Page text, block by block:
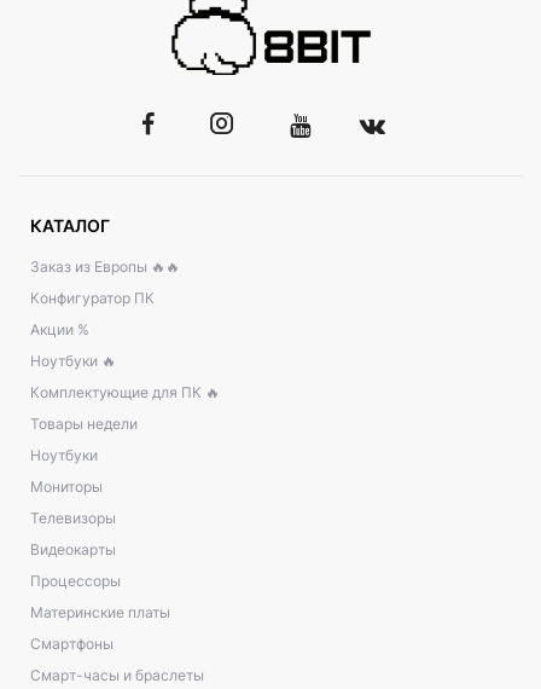
КАТАЛОГ
Заказ из Европы 🔥🔥
Конфигуратор ПК
Акции %
Ноутбуки 🔥
Комплектующие для ПК 🔥
Товары недели
Ноутбуки
Мониторы
Телевизоры
Видеокарты
Процессоры
Материнские платы
Смартфоны
Смарт-часы и браслеты